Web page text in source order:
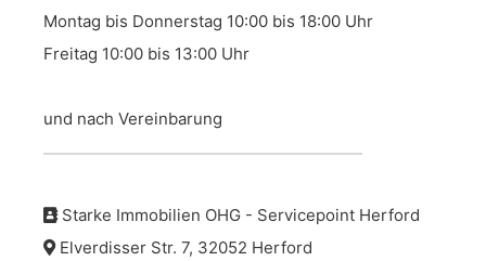
Montag bis Donnerstag 10:00 bis 18:00 Uhr
Freitag 10:00 bis 13:00 Uhr
und nach Vereinbarung
Starke Immobilien OHG - Servicepoint Herford
Elverdisser Str. 7, 32052 Herford